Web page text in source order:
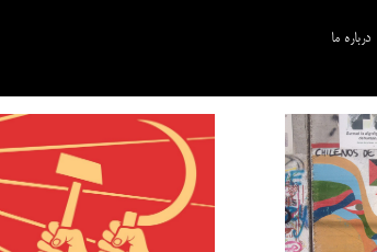
درباره ما